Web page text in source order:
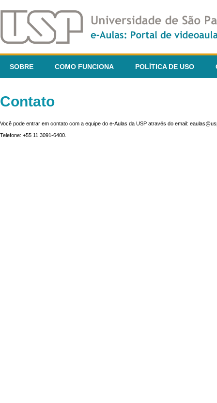
SOBRE COMO FUNCIONA POLÍTICA DE USO
Contato
Você pode entrar em contato com a equipe do e-Aulas da USP através do email:
Telefone: +55 11 3091-6400.